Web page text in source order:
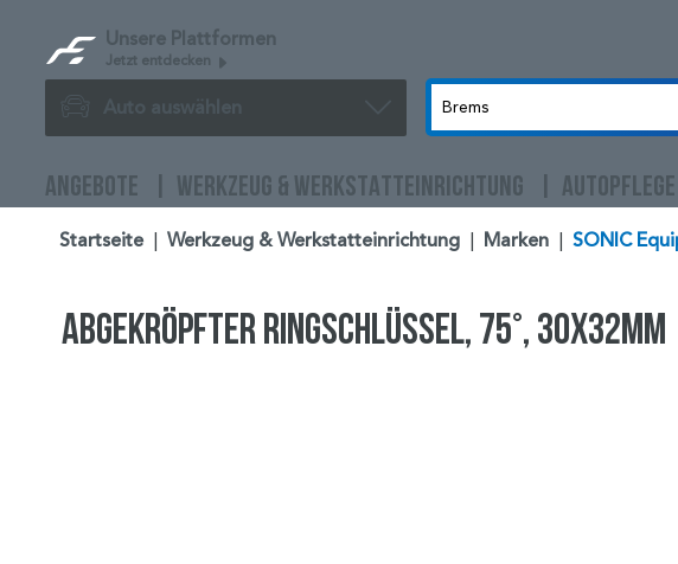
Unsere Plattformen
Jetzt entdecken
Auto auswählen
ANGEBOTE WERKZEUG & WERKSTATTEINRICHTUNG AUTOPFLEGE
Startseite Werkzeug & Werkstatteinrichtung Marken SONIC
Abgekröpfter Ringschlüssel, 75°, 30x32mm